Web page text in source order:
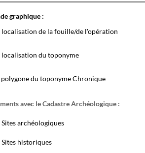
graphique :
localisation de la fouille/de l'opération
localisation du toponyme
polygone du toponyme Chronique
avec le Cadastre Archéologique :
Sites archéologiques
Sites historiques